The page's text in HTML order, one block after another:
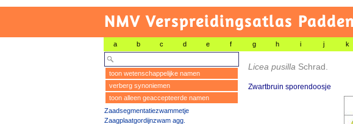
NMV Verspreidingsatlas
a b c d e f g h i j k
toon wetenschappelijke namen
verberg synoniemen
toon alleen geaccepteerde namen
Zaadsegmentatiezwammetje
Zaagplaatgordijnzwam agg.
Licea pusilla Schrad.
Zwartbruin sporendoosje